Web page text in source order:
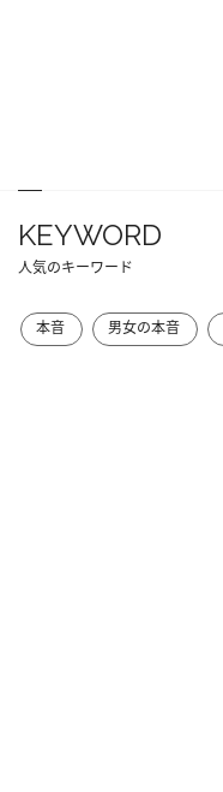
KEYWORD
人気のキーワード
本音 男女の本音